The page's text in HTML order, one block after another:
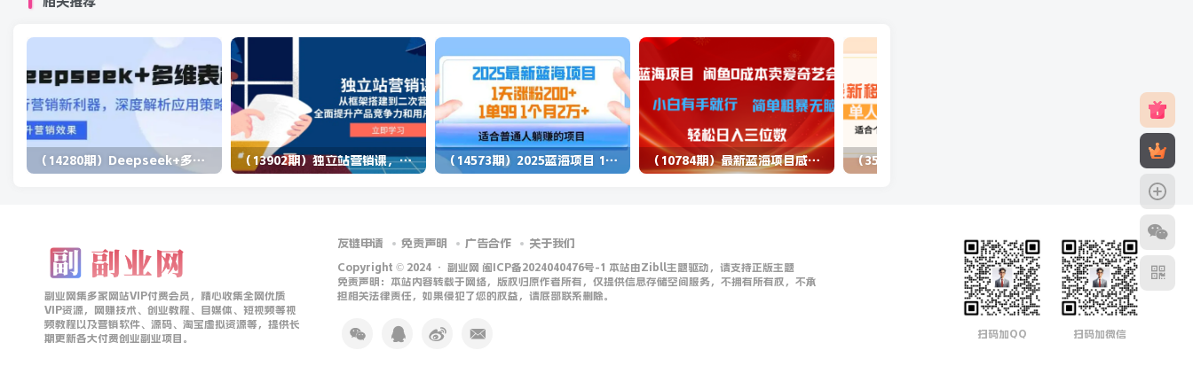
（14280期）Deepseek+多维表格，银行营销新利器，深度解析应用策略，提升营销效果 （13902期）独立站营销课，从框架搭建到二次营销，全面提升产品竞争力和用户忠诚度 （14573期）2025蓝海项目 1天涨粉200+ 1单99 1个月2万+ （10784期）最新蓝海项目咸鱼零成本卖爱奇艺会员小白有手就行 无脑操作轻松日入三位数
副业网集多家网站VIP付费会员，精心收集全网优质
VIP资源，网赚技术、创业教程、自媒体、短视频等视
频教程以及营销软件、源码、淘宝虚拟资源等，提供长
期更新各大付费创业副业项目。
友链申请 免责声明 广告合作 关于我们
Copyright © 2024 · 副业网 闽ICP备2024040476号-1 本站由Zibll主题驱动，请支持正版主题
免责声明：本站内容转载于网络，版权归原作者所有，仅提供信息存储空间服务，不拥有所有权，不承
担相关法律责任，如果侵犯了您的权益，请底部联系删除。
扫码加QQ 扫码加微信